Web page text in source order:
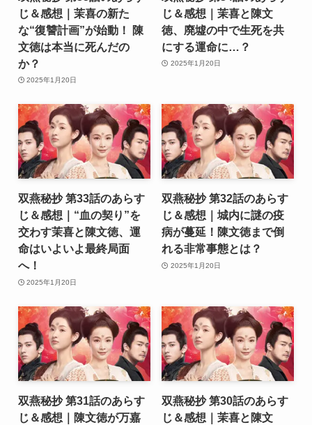
じ＆感想｜茉喜の新た
な“復讐計画”が始動！ 陳
文徳は本当に死んだの
か？
2025年1月20日
じ＆感想｜茉喜と陳文
徳、廃墟の中で生死を共
にする運命に…？
2025年1月20日
双燕秘抄 第33話のあらす
じ＆感想｜“血の契り”を
交わす茉喜と陳文徳、運
命はいよいよ最終局面
へ！
2025年1月20日
双燕秘抄 第32話のあらす
じ＆感想｜城内に謎の疫
病が蔓延！陳文徳まで倒
れる非常事態とは？
2025年1月20日
双燕秘抄 第31話のあらす
じ＆感想｜陳文徳が万嘉
双燕秘抄 第30話のあらす
じ＆感想｜茉喜と陳文